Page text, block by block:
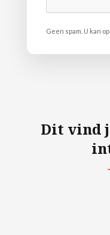
Geen spam. U kan
Dit vind